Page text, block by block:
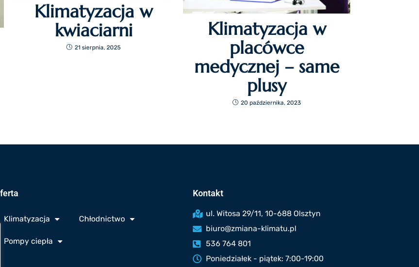
Klimatyzacja w
kwiaciarni
21 sierpnia, 2025
Klimatyzacja w
placówce
medycznej – same
plusy
20 października, 2023
Klimatyzacja Chłodnictwo
Pompy ciepła
Kontakt
ul. Witosa 29/11, 10-688 Olsztyn
biuro@zmiana-klimatu.pl
536 764 801
Poniedziałek - piątek: 7:00-19:00